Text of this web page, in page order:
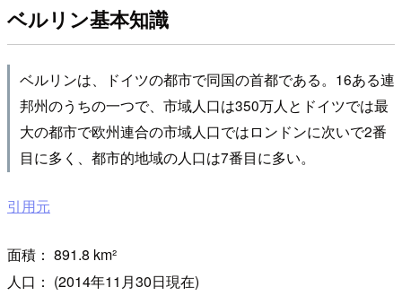
ベルリン基本知識
ベルリンは、ドイツの都市で同国の首都である。16ある連
邦州のうちの一つで、市域人口は350万人とドイツでは最
大の都市で欧州連合の市域人口ではロンドンに次いで2番
目に多く、都市的地域の人口は7番目に多い。
引用元
面積： 891.8 km²
人口： (2014年11月30日現在)